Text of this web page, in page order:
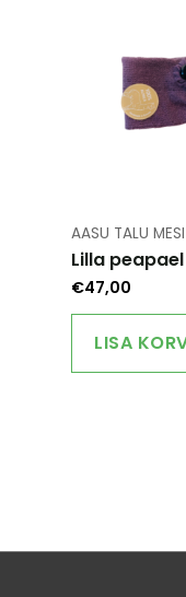
the
AASU TALU MESI
Lilla peapael
€47,00
LISA